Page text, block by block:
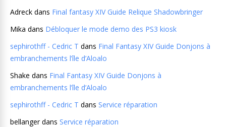
Adreck dans Final fantasy XIV Guide Relique Shadowbringer
Mika dans Débloquer le mode demo des PS3 kiosk
sephirothff - Cedric T dans Final Fantasy XIV Guide Donjons à
embranchements l’île d’Aloalo
Shake dans Final Fantasy XIV Guide Donjons à
embranchements l’île d’Aloalo
sephirothff - Cedric T dans Service réparation
bellangerdans Service réparation